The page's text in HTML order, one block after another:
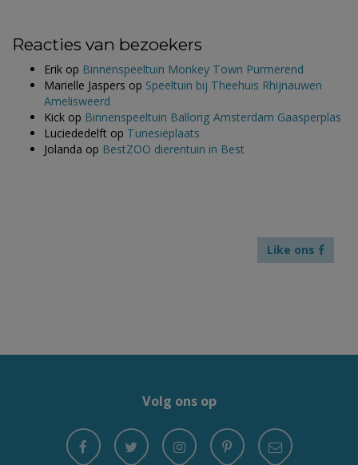
Reacties van bezoekers
Erik op Binnenspeeltuin Monkey Town Purmerend
Marielle Jaspers op Speeltuin bij Theehuis Rhijnauwen
Amelisweerd
Kick op Binnenspeeltuin Ballorig Amsterdam Gaasperplas
Luciededelft op Tunesiëplaats
Jolanda op BestZOO dierentuin in Best
Like ons
Volg ons op